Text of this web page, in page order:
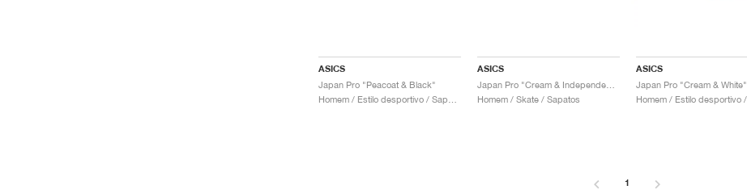
ASICS
Japan Pro "Peacoat & Black"
ASICS
Japan Pro "Cream & Independence Blue"
Homem / Skate / Sapatos
ASICS
Japan Pro "Cream & White"
1